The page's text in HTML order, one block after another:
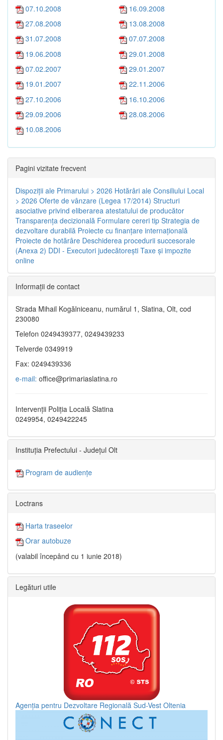
07.10.2008
16.09.2008
27.08.2008
13.08.2008
31.07.2008
07.07.2008
19.06.2008
29.01.2008
07.02.2007
29.01.2007
19.01.2007
22.11.2006
27.10.2006
16.10.2006
29.09.2006
28.08.2006
10.08.2006
Pagini vizitate frecvent
Dispoziţii ale Primarului > 2026 Hotărâri ale Consiliului Local
> 2026 Oferte de vânzare (Legea 17/2014) Structuri
asociative privind eliberarea atestatului de producător
Transparenţa decizională Formulare cereri tip Strategia de
dezvoltare durabilă Proiecte cu finanţare internaţională
Proiecte de hotărâre Deschiderea procedurii succesorale
(Anexa 2) DDI - Executori judecătorești Taxe şi impozite
online
Informaţii de contact
Strada Mihail Kogălniceanu, numărul 1, Slatina, Olt, cod
230080
Telefon 0249439377, 0249439233
Telverde 0349919
Fax: 0249439336
e-mail: office@primariaslatina.ro
Intervenții Poliția Locală Slatina
0249954, 0249422245
Instituția Prefectului - Județul Olt
Program de audiențe
Loctrans
Harta traseelor
Orar autobuze
(valabil începând cu 1 iunie 2018)
Legături utile
Agenția pentru Dezvoltare Regională Sud-Vest Oltenia